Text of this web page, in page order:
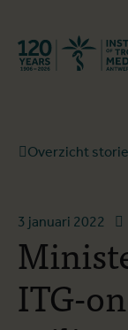
Overzicht
3 januari 2022
ITG-